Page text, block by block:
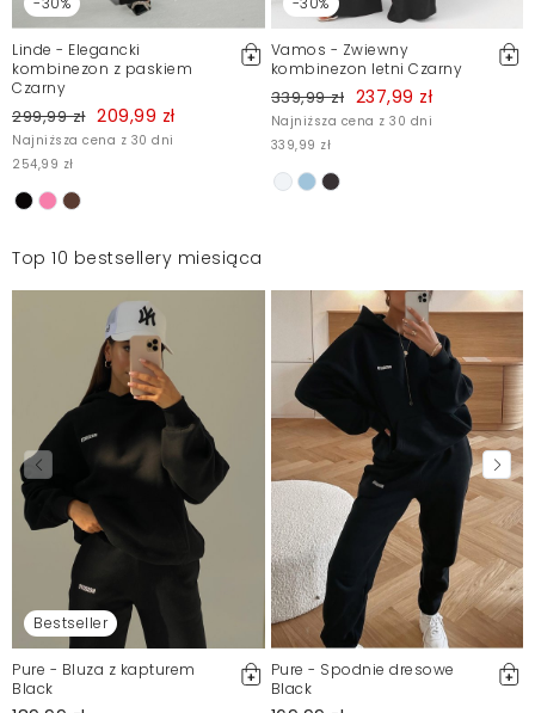
Linde - Elegancki
kombinezon z paskiem
Czarny
299,99 zł 209,99 zł
Najniższa cena z 30 dni
254,99 zł
Vamos - Zwiewny
kombinezon letni Czarny
339,99 zł 237,99 zł
Najniższa cena z 30 dni
339,99 zł
Top 10 bestsellery miesiąca
Bestseller
Pure - Bluza z kapturem
Black
Pure - Spodnie dresowe
Black